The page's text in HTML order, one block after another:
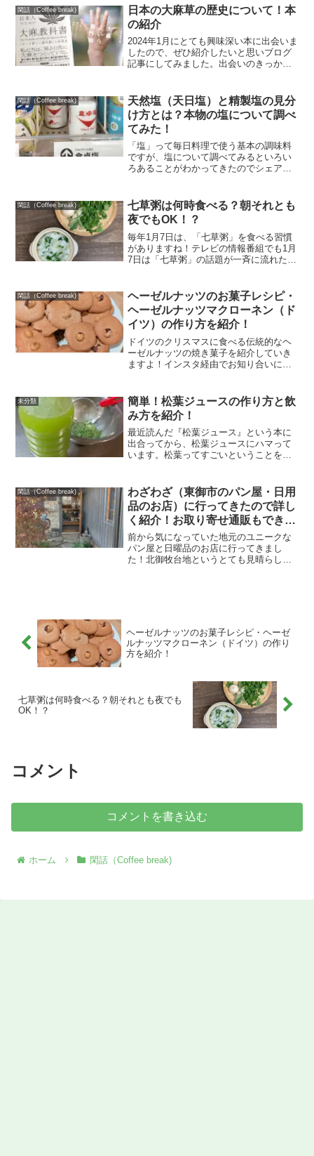
閑話（Coffee break)
日本の大麻草の歴史について！本
の紹介
2024年1月にとても興味深い本に出会いま
したので、ぜひ紹介したいと思いブログ
記事にしてみました。出会いのきっかけ
どんなものか紹介しますので、まずは、
大麻草についての本...
閑話（Coffee break)
天然塩（天日塩）と精製塩の見分
け方とは？本物の塩について調べ
てみた！
「塩」って毎日料理で使う基本の調味料
ですが、塩について調べてみるといろい
ろあることがわかってきたのでシェアし
なのか？本物の塩＝天然塩（天日塩）と
精製塩（人工的に加工され...
閑話（Coffee break)
七草粥は何時食べる？朝それとも
夜でもOK！？
毎年1月7日は、「七草粥」を食べる習慣
がありますね！テレビの情報番組でも1月
7日は「七草粥」の話題が一斉に流れた
まって、自然に目に入ってきて1月7日は
七草粥を食べな...
閑話（Coffee break)
ヘーゼルナッツのお菓子レシピ・
ヘーゼルナッツマクローネン（ド
イツ）の作り方を紹介！
ドイツのクリスマスに食べる伝統的なヘ
ーゼルナッツの焼き菓子を紹介していき
ますよ！インスタ経由でお知り合いにな
菓子です。ドイツ語発音だと「ヘーゼル
ヌスマクロー...
未分類
簡単！松葉ジュースの作り方と飲
み方を紹介！
最近読んだ『松葉ジュース』という本に
出合ってから、松葉ジュースにハマって
います。松葉ってすごいということを今
している自宅で簡単に松葉ジュースを作
る作り方とその飲み方を紹...
閑話（Coffee break)
わざわざ（東御市のパン屋・日用
品のお店）に行ってきたので詳し
く紹介！お取り寄せ通販もできる
よ！
前から気になっていた地元のユニークな
パン屋と日曜品のお店に行ってきまし
た！北御牧台地というとても見晴らしの
ヘーゼルナッツのお菓子レシピ・ヘーゼ
ルナッツマクローネン（ドイツ）の作り
方を紹介！
七草粥は何時食べる？朝それとも夜でも
OK！？
コメント
コメントを書き込む
ホーム 閑話（Coffee break)